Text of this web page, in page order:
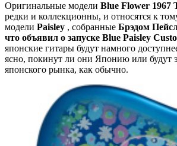
Оригинальные модели Blue Flower 1967
редки и коллекционны, и относятся к
модели Paisley , собранные Брэдом
что объявил о запуске Blue Paisley
японские гитары будут намного
ясно, покинут ли они Японию или будут
японского рынка, как обычно.